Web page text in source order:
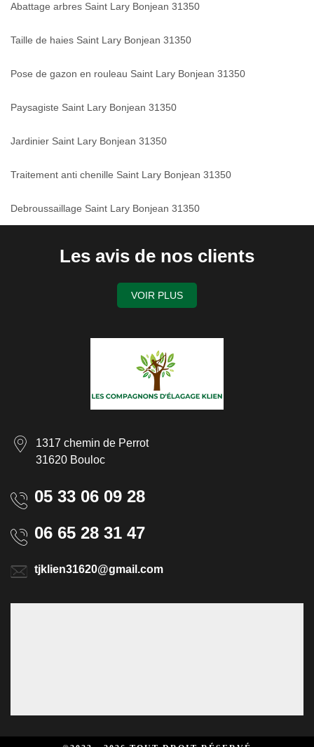
Abattage arbres Saint Lary Bonjean 31350
Taille de haies Saint Lary Bonjean 31350
Pose de gazon en rouleau Saint Lary Bonjean 31350
Paysagiste Saint Lary Bonjean 31350
Jardinier Saint Lary Bonjean 31350
Traitement anti chenille Saint Lary Bonjean 31350
Debroussaillage Saint Lary Bonjean 31350
Les avis de nos clients
VOIR PLUS
1317 chemin de Perrot
31620 Bouloc
05 33 06 09 28
06 65 28 31 47
tjklien31620@gmail.com